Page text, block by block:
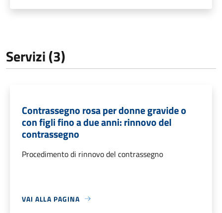
Servizi (3)
Contrassegno rosa per donne gravide o
con figli fino a due anni: rinnovo del
contrassegno
Procedimento di rinnovo del contrassegno
VAI ALLA PAGINA